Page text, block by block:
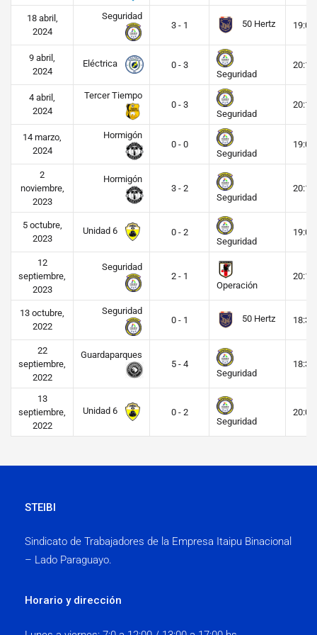
18 abril,
2024
Seguridad
3 - 1
50 Hertz 19:00
9 abril,
2024
Eléctrica
0 - 3
Seguridad
20:15
4 abril,
2024
Tercer Tiempo
0 - 3
Seguridad
20:15
14 marzo,
2024
Hormigón
0 - 0
Seguridad
19:00
2
noviembre,
2023
Hormigón
3 - 2
Seguridad
20:15
5 octubre,
2023
Unidad 6
0 - 2
Seguridad
19:00
12
septiembre,
2023
Seguridad
2 - 1
Operación
20:15
13 octubre,
2022
Seguridad
0 - 1
50 Hertz 18:30
22
septiembre,
2022
Guardaparques
5 - 4
Seguridad
18:30
13
septiembre,
2022
Unidad 6
0 - 2
Seguridad
20:00
STEIBI
Sindicato de Trabajadores de la Empresa Itaipu Binacional
– Lado Paraguayo.
Horario y dirección